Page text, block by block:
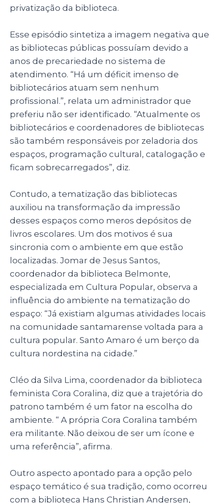
privatização da biblioteca.
Esse episódio sintetiza a imagem negativa que
as bibliotecas públicas possuíam devido a
anos de precariedade no sistema de
atendimento. “Há um déficit imenso de
bibliotecários atuam sem nenhum
profissional.”, relata um administrador que
preferiu não ser identificado. “Atualmente os
bibliotecários e coordenadores de bibliotecas
são também responsáveis por zeladoria dos
espaços, programação cultural, catalogação e
ficam sobrecarregados”, diz.
Contudo, a tematização das bibliotecas
auxiliou na transformação da impressão
desses espaços como meros depósitos de
livros escolares. Um dos motivos é sua
sincronia com o ambiente em que estão
localizadas. Jomar de Jesus Santos,
coordenador da biblioteca Belmonte,
especializada em Cultura Popular, observa a
influência do ambiente na tematização do
espaço: “Já existiam algumas atividades locais
na comunidade santamarense voltada para a
cultura popular. Santo Amaro é um berço da
cultura nordestina na cidade.”
Cléo da Silva Lima, coordenador da biblioteca
feminista Cora Coralina, diz que a trajetória do
patrono também é um fator na escolha do
ambiente. “ A própria Cora Coralina também
era militante. Não deixou de ser um ícone e
uma referência”, afirma.
Outro aspecto apontado para a opção pelo
espaço temático é sua tradição, como ocorreu
com a biblioteca Hans Christian Andersen,